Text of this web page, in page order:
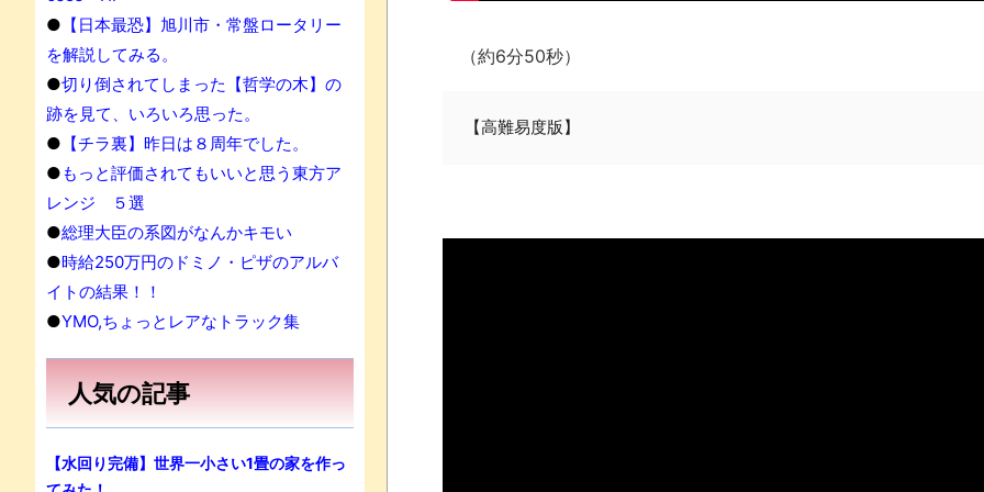
長野県のなめこのデカさが規格外だったｗｗ
時代の流れ
（約6分50秒）
【高難易度版】
● 【日本最恐】旭川市・常盤ロータリー
を解説してみる。
●切り倒されてしまった【哲学の木】の
跡を見て、いろいろ思った。
● 【チラ裏】昨日は８周年でした。
●もっと評価されてもいいと思う東方ア
レンジ ５選
●総理大臣の系図がなんかキモい
●時給250万円のドミノ・ピザのアルバ
イトの結果！！
●YMO,ちょっとレアなトラック集
人気の記事
【水回り完備】世界一小さい1畳の家を作っ